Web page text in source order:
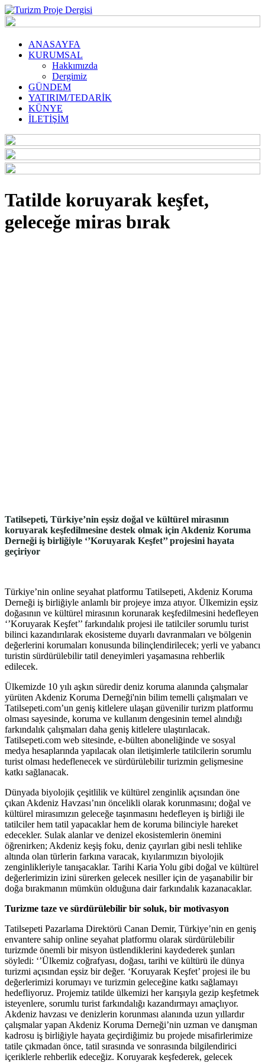
ANASAYFA
KURUMSAL
Hakkımızda
Dergimiz
GÜNDEM
YATIRIM/TEDARİK
KÜNYE
İLETİŞİM
Tatilde koruyarak keşfet,
geleceğe miras bırak
Tatilsepeti, Türkiye’nin eşsiz doğal ve kültürel mirasının
koruyarak keşfedilmesine destek olmak için Akdeniz Koruma
Derneği iş birliğiyle ‘’Koruyarak Keşfet’’ projesini hayata
geçiriyor
Türkiye’nin online seyahat platformu Tatilsepeti, Akdeniz Koruma
Derneği iş birliğiyle anlamlı bir projeye imza atıyor. Ülkemizin eşsiz
doğasının ve kültürel mirasının korunarak keşfedilmesini hedefleyen
‘’Koruyarak Keşfet’’ farkındalık projesi ile tatilciler sorumlu turist
bilinci kazandırılarak ekosisteme duyarlı davranmaları ve bölgenin
değerlerini korumaları konusunda bilinçlendirilecek; yerli ve yabancı
turistin sürdürülebilir tatil deneyimleri yaşamasına rehberlik
edilecek.
Ülkemizde 10 yılı aşkın süredir deniz koruma alanında çalışmalar
yürüten Akdeniz Koruma Derneği'nin bilim temelli çalışmaları ve
Tatilsepeti.com’un geniş kitlelere ulaşan güvenilir turizm platformu
olması sayesinde, koruma ve kullanım dengesinin temel alındığı
farkındalık çalışmaları daha geniş kitlelere ulaştırılacak.
Tatilsepeti.com web sitesinde, e-bülten aboneliğinde ve sosyal
medya hesaplarında yapılacak olan iletişimlerle tatilcilerin sorumlu
turist olması hedeflenecek ve sürdürülebilir turizmin gelişmesine
katkı sağlanacak.
Dünyada biyolojik çeşitlilik ve kültürel zenginlik açısından öne
çıkan Akdeniz Havzası’nın öncelikli olarak korunmasını; doğal ve
kültürel mirasımızın geleceğe taşınmasını hedefleyen iş birliği ile
tatilciler hem tatil yapacaklar hem de koruma bilinciyle hareket
edecekler. Sulak alanlar ve denizel ekosistemlerin önemini
öğrenirken; Akdeniz keşiş foku, deniz çayırları gibi nesli tehlike
altında olan türlerin farkına varacak, kıyılarımızın biyolojik
zenginlikleriyle tanışacaklar. Tarihi Karia Yolu gibi doğal ve kültürel
değerlerimizin izini sürerken gelecek nesiller için de yaşanabilir bir
doğa bırakmanın mümkün olduğuna dair farkındalık kazanacaklar.
Turizme taze ve sürdürülebilir bir soluk, bir motivasyon
Tatilsepeti Pazarlama Direktörü Canan Demir, Türkiye’nin en geniş
envantere sahip online seyahat platformu olarak sürdürülebilir
turizmde önemli bir misyon üstlendiklerini kaydederek şunları
söyledi: ‘’Ülkemiz coğrafyası, doğası, tarihi ve kültürü ile dünya
turizmi açısından eşsiz bir değer. ‘Koruyarak Keşfet’ projesi ile bu
değerlerimizi korumayı ve turizmin geleceğine katkı sağlamayı
hedefliyoruz. Projemiz tatilde ülkemizi her karışıyla gezip keşfetmek
isteyenlere, sorumlu turist farkındalığı kazandırmayı amaçlıyor.
Akdeniz havzası ve denizlerin korunması alanında uzun yıllardır
çalışmalar yapan Akdeniz Koruma Derneği’nin uzman ve danışman
kadrosu iş birliğiyle hayata geçirdiğimiz bu projede misafirlerimize
tatile çıkmadan önce, tatil sırasında ve sonrasında bilgilendirici
içeriklerle rehberlik edeceğiz. Koruyarak keşfederek, gelecek